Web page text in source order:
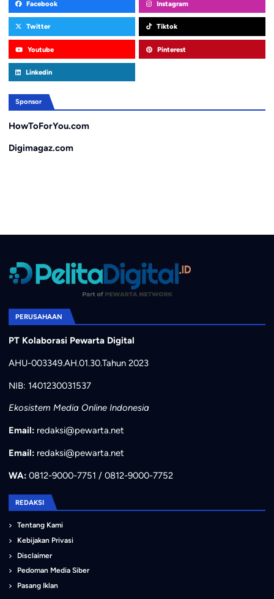
Facebook Instagram
Twitter Tiktok
Youtube Pinterest
Linkedin
Sponsor
HowToForYou.com
Digimagaz.com
PERUSAHAAN
PT Kolaborasi Pewarta Digital
AHU-003349.AH.01.30.Tahun 2023
NIB: 1401230031537
Ekosistem Media Online Indonesia
Email: redaksi@pewarta.net
Email: redaksi@pewarta.net
WA:0812-9000-7751 / 0812-9000-7752
REDAKSI
Tentang Kami
Kebijakan Privasi
Disclaimer
Pedoman Media Siber
Pasang Iklan